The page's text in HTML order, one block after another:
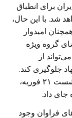
برای انطباق
شد. با این حال،
امیدوار
گروه ویژه
از
جلوگیری کند.
اما این امید بر باد رفت و اف.ای.تی.اف در نشست ۲۱ فوریه،
جای داد.
فراوان وجود